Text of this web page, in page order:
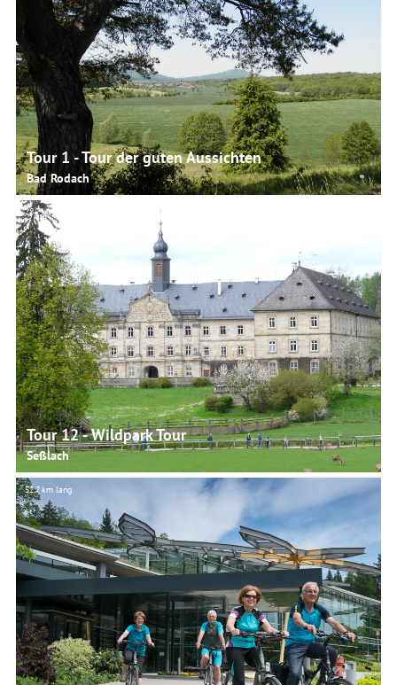
© Martina Rohner, Urlaubsregion Coburg.Rennsteig
Tour 1 - Tour der guten Aussichten
Bad Rodach
© Martina Rohner, Wildpark Tambach
28.7 km lang
Tour 12 - Wildpark Tour
Seßlach
© Martina Rohner, Rainer Brabec
52.7 km lang